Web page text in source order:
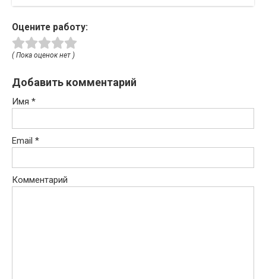
Оцените работу:
( Пока оценок нет )
Добавить комментарий
Имя *
Email *
Комментарий